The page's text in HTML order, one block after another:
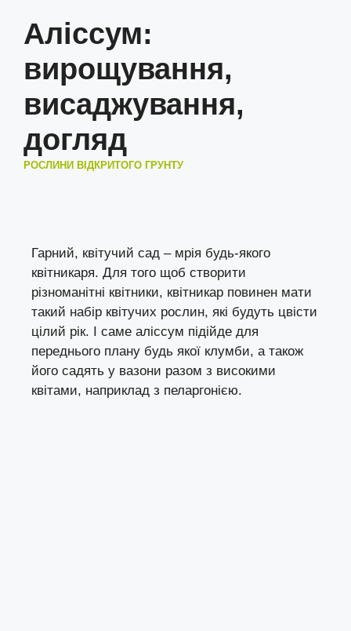
Аліссум:
вирощування,
висаджування,
догляд
РОСЛИНИ ВІДКРИТОГО ГРУНТУ
Гарний, квітучий сад – мрія будь-якого
квітникаря. Для того щоб створити
різноманітні квітники, квітникар повинен мати
такий набір квітучих рослин, які будуть цвісти
цілий рік. І саме аліссум підійде для
переднього плану будь якої клумби, а також
його садять у вазони разом з високими
квітами, наприклад з пеларгонією.